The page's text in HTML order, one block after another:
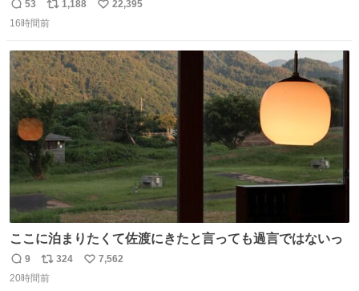
返
信
53
リ
ポ
ト
数
1,188
い
数
22,395
16時間前
ここに泊まりたくて佐渡にきたと言っても過言ではないっ
返
信
9
リ
ポ
324
い
7,562
20時間前